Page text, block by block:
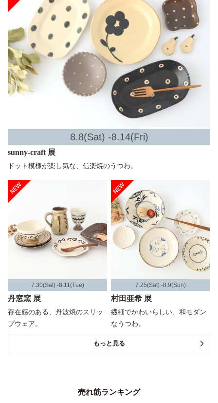
8.8(Sat) -8.14(Fri)
sunny-craft 展
ドット模様が楽し気な、信楽焼のうつわ。
7.30(Sat) -8.11(Tue)
丹窓窯 展
存在感のある、丹波焼のスリッ
プウェア。
7.25(Sat) -8.9(Sun)
村田亜希 展
繊細でかわいらしい、和モダン
なうつわ。
もっと見る
売れ筋ランキング